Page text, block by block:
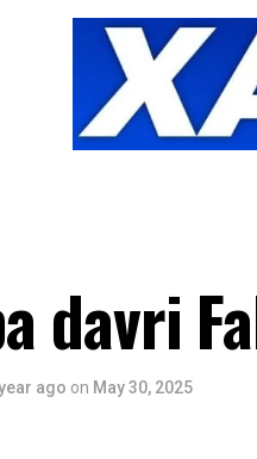
davri
ago on May 30, 2025